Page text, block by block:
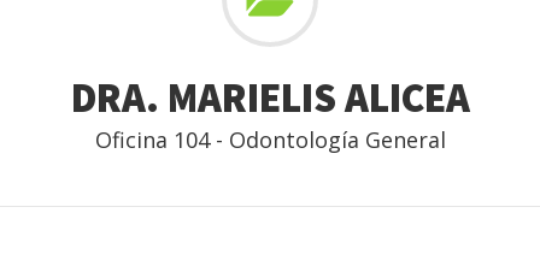
DRA. MARIELIS ALICEA
Oficina 104 - Odontología General